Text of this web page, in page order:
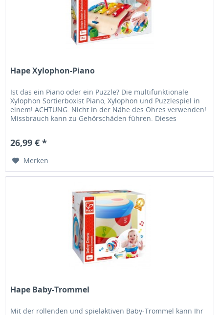
Hape Xylophon-Piano
Ist das ein Piano oder ein Puzzle? Die multifunktionale
Xylophon Sortierboxist Piano, Xylophon und Puzzlespiel in
einem! ACHTUNG: Nicht in der Nähe des Ohres verwenden!
Missbrauch kann zu Gehörschäden führen. Dieses
26,99 € *
Merken
Hape Baby-Trommel
Mit der rollenden und spielaktiven Baby-Trommel kann Ihr